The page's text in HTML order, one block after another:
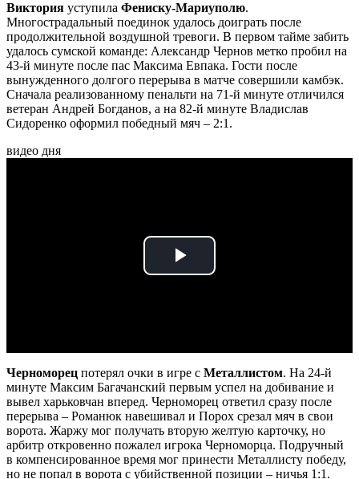
Виктория уступила Фениску-Мариуполю.
Многострадальный поединок удалось доиграть после
продолжительной воздушной тревоги. В первом тайме забить
удалось сумской команде: Александр Чернов метко пробил на
43-й минуте после пас Максима Евпака. Гости после
вынужденного долгого перерыва в матче совершили камбэк.
Сначала реализованному пенальти на 71-й минуте отличился
ветеран Андрей Богданов, а на 82-й минуте Владислав
Сидоренко оформил победный мяч – 2:1.
видео дня
Play
Черноморец потерял очки в игре с Металлистом. На 24-й
минуте Максим Багачанский первым успел на добивание и
вывел харьковчан вперед. Черноморец ответил сразу после
перерыва – Романюк навешивал и Порох срезал мяч в свои
ворота. Жаржу мог получать вторую желтую карточку, но
арбитр откровенно пожалел игрока Черноморца. Подручный
в компенсированное время мог принести Металлисту победу,
но не попал в ворота с убийственной позиции – ничья 1:1.